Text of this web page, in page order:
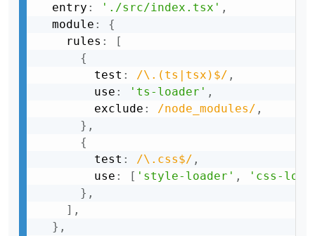
  entry
: './src/index.tsx' ,
  module
:
{
    rules
:
[
{
        test
: /\.(ts|tsx)$/ ,
        use
: 'ts-loader' ,
        exclude
: /node_modules/ ,
} ,
{
        test
: /\.css$/ ,
        use
: [ 'style-loader' ,
'css-
} ,
] ,
} ,